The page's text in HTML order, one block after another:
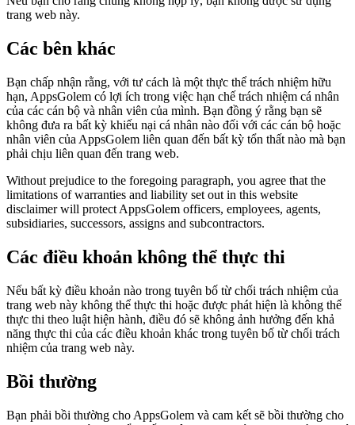
trang web này.
Các bên khác
Bạn chấp nhận rằng, với tư cách là một thực thể trách nhiệm hữu
hạn, AppsGolem có lợi ích trong việc hạn chế trách nhiệm cá nhân
của các cán bộ và nhân viên của mình. Bạn đồng ý rằng bạn sẽ
không đưa ra bất kỳ khiếu nại cá nhân nào đối với các cán bộ hoặc
nhân viên của AppsGolem liên quan đến bất kỳ tổn thất nào mà bạn
phải chịu liên quan đến trang web.
Without prejudice to the foregoing paragraph, you agree that the
limitations of warranties and liability set out in this website
disclaimer will protect AppsGolem officers, employees, agents,
subsidiaries, successors, assigns and subcontractors.
Các điều khoản không thể thực thi
Nếu bất kỳ điều khoản nào trong tuyên bố từ chối trách nhiệm của
trang web này không thể thực thi hoặc được phát hiện là không thể
thực thi theo luật hiện hành, điều đó sẽ không ảnh hưởng đến khả
năng thực thi của các điều khoản khác trong tuyên bố từ chối trách
nhiệm của trang web này.
Bồi thường
Bạn phải bồi thường cho AppsGolem và cam kết sẽ bồi thường cho